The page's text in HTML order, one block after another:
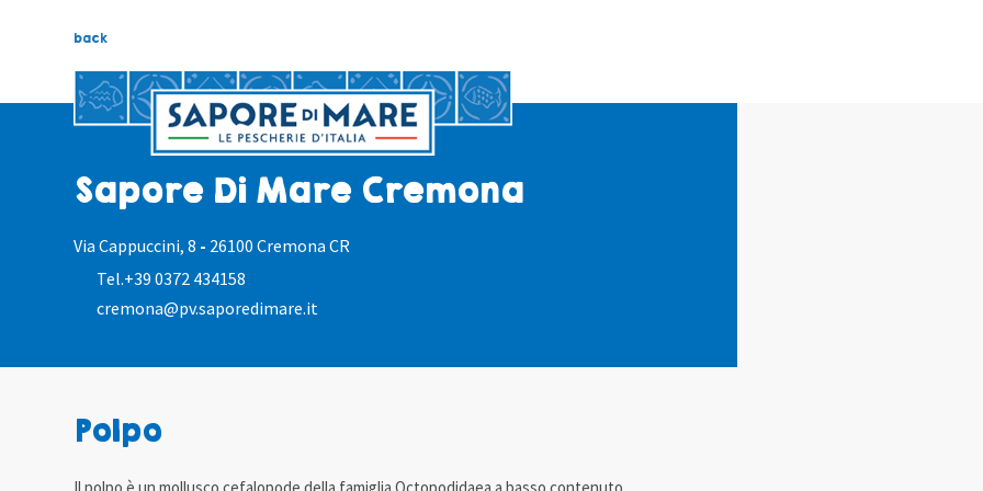
back
Sapore Di Mare Cremona
Via Cappuccini, 8 - 26100 Cremona CR
Tel.+39 0372 434158
cremona@pv.saporedimare.it
Polpo